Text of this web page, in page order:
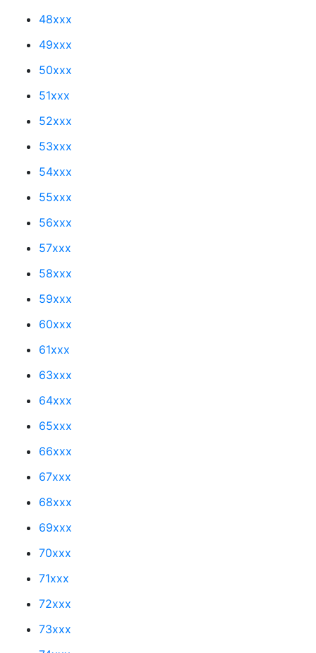
48xxx
49xxx
50xxx
51xxx
52xxx
53xxx
54xxx
55xxx
56xxx
57xxx
58xxx
59xxx
60xxx
61xxx
63xxx
64xxx
65xxx
66xxx
67xxx
68xxx
69xxx
70xxx
71xxx
72xxx
73xxx